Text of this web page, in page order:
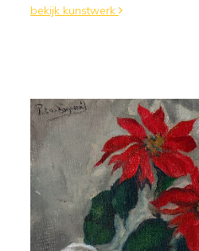
bekijk kunstwerk